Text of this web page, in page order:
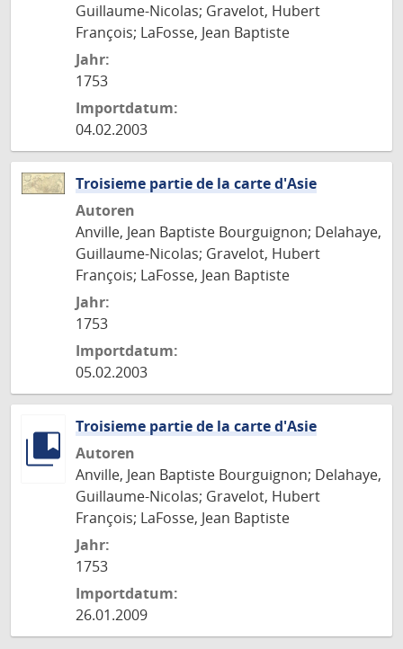
Guillaume-Nicolas; Gravelot, Hubert
François; LaFosse, Jean Baptiste
Jahr:
1753
Importdatum:
04.02.2003
Troisieme partie de la carte d'Asie
Autoren
Anville, Jean Baptiste Bourguignon; Delahaye,
Guillaume-Nicolas; Gravelot, Hubert
François; LaFosse, Jean Baptiste
Jahr:
1753
Importdatum:
05.02.2003
Troisieme partie de la carte d'Asie
Autoren
Anville, Jean Baptiste Bourguignon; Delahaye,
Guillaume-Nicolas; Gravelot, Hubert
François; LaFosse, Jean Baptiste
Jahr:
1753
Importdatum:
26.01.2009